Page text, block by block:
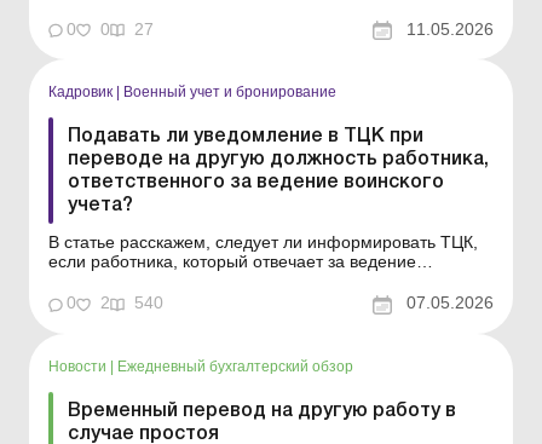
должность. Библиотека Баланс № 9 «Ведение
воинского учета юридическими лицами» Практическая
0 0 27 11.05.2026
Кадровик Военный учет и бронирование
Подавать ли уведомление в ТЦК при
переводе на другую должность работника,
ответственного за ведение воинского
учета?
В статье расскажем, следует ли информировать ТЦК,
если работника, который отвечает за ведение
должность. Практическая ситуация Работника
предприятия, на которого возложены обязанности по
должность, но он...
0 2 540 07.05.2026
Новости | Ежедневный бухгалтерский обзор
Временный перевод на другую работу в
случае простоя